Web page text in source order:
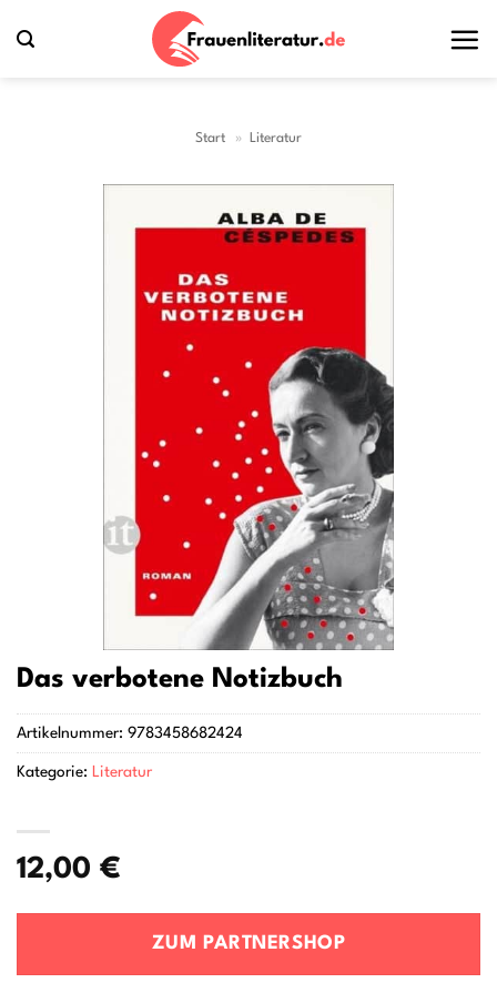
Inhalt
Start » Literatur
Das verbotene Notizbuch
12,00 €
ZUM PARTNERSHOP
Artikelnummer: 9783458682424
Kategorie: Literatur